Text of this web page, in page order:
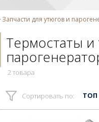
Запчасти для утюгов и
Термостаты
2 товара
Сортировать по: ТОП